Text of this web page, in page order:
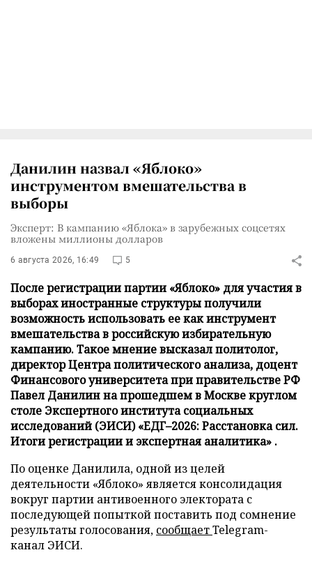
Данилин назвал «Яблоко»
инструментом вмешательства в
выборы
Эксперт: В кампанию «Яблока» в зарубежных соцсетях
вложены миллионы долларов
6 августа 2026, 16:49 5
После регистрации партии «Яблоко» для участия в
выборах иностранные структуры получили
возможность использовать ее как инструмент
вмешательства в российскую избирательную
кампанию. Такое мнение высказал политолог,
директор Центра политического анализа, доцент
Финансового университета при правительстве РФ
Павел Данилин на прошедшем в Москве круглом
столе Экспертного института социальных
исследований (ЭИСИ) «ЕДГ–2026: Расстановка сил.
Итоги регистрации и экспертная аналитика» .
По оценке Данилила, одной из целей
деятельности «Яблоко» является консолидация
вокруг партии антивоенного электората с
последующей попыткой поставить под сомнение
результаты голосования, сообщаетTelegram-
канал ЭИСИ.